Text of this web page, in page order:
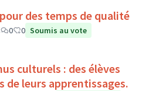
des temps de qualité
0 0 Soumis au vote
culturels : des élèves
de leurs apprentissages.